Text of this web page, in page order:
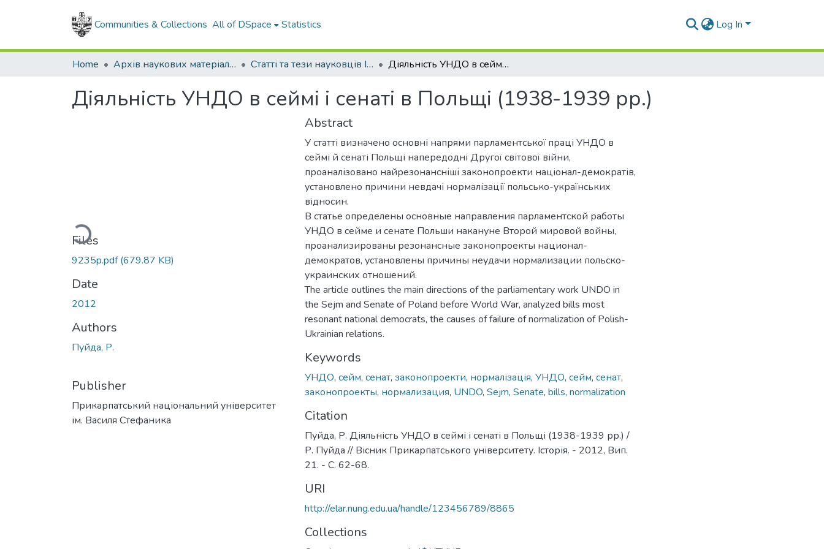
Communities & Collections All of DSpace Statistics Log In
Home Архів наукових матеріалів Статті та тези науковців ІФНТУНГ Діяльність УНДО в сеймі і сенаті в Польщі (1938-1939 рр.)
Діяльність УНДО в сеймі і сенаті в Польщі (1938-1939 рр.)
Loading...
Files
9235p.pdf(679.87 KB)
Date
2012
Authors
Пуйда, Р.
Publisher
Прикарпатський національний університет
ім. Василя Стефаника
Abstract
У статті визначено основні напрями парламентської праці УНДО в
сеймі й сенаті Польщі напередодні Другої світової війни,
проаналізовано найрезонансніші законопроекти націонал-демократів,
установлено причини невдачі нормалізації польсько-українських
відносин.
В статье определены основные направления парламентской работы
УНДО в сейме и сенате Польши накануне Второй мировой войны,
проанализированы резонансные законопроекты национал-
демократов, установлены причины неудачи нормализации польско-
украинских отношений.
The article outlines the main directions of the parliamentary work UNDO in
the Sejm and Senate of Poland before World War, analyzed bills most
resonant national democrats, the causes of failure of normalization of Polish-
Ukrainian relations.
Keywords
УНДО, сейм, сенат, законопроекти, нормалізація, УНДО, сейм, сенат,
законопроекты, нормализация, UNDO, Sejm, Senate, bills, normalization
Citation
Пуйда, Р. Діяльність УНДО в сеймі і сенаті в Польщі (1938-1939 рр.) /
Р. Пуйда // Вісник Прикарпатського університету. Історія. - 2012, Вип.
21. - С. 62-68.
URI
http://elar.nung.edu.ua/handle/123456789/8865
Collections